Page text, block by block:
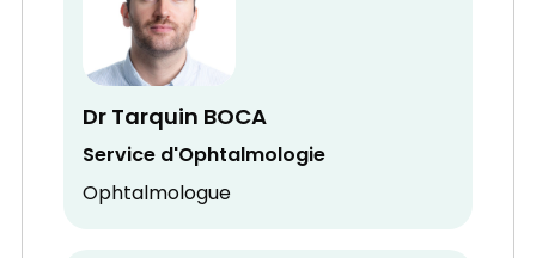
Dr Tarquin BOCA
Service d'Ophtalmologie
Ophtalmologue